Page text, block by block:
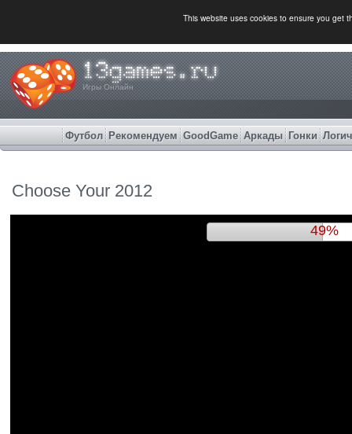
This website uses cookies to ensure you get
Игры Онлайн
Футбол Рекомендуем GoodGame Аркады Гонки
Choose Your 2012
52%